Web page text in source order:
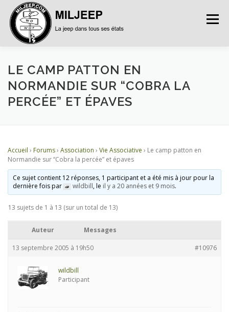
Menu
ACCUEIL ARTICLES PETITES ANNONCES
ALBUMS BASES DE DONNÉES
CONNEXION
LE CAMP PATTON EN
NORMANDIE SUR “COBRA LA
PERCÉE” ET ÉPAVES
Accueil › Forums› Association › Vie Associative › Le camp patton en
Normandie sur “Cobra la percée” et épaves
Ce sujet contient 12 réponses, 1 participant et a été mis à jour pour la
dernière fois par
wildbill, le il y a 20 années et 9 mois.
13 sujets de 1 à 13 (sur un total de 13)
Auteur Messages
13 septembre 2005 à 19h50 #10976
wildbill
Participant